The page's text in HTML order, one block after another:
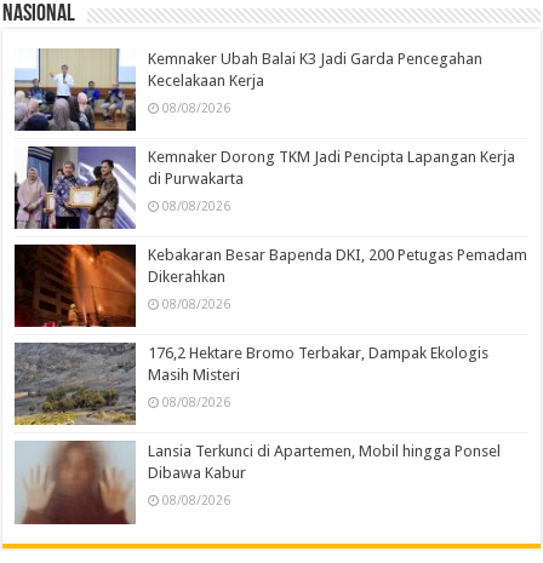
Nasional
Kemnaker Ubah Balai K3 Jadi Garda Pencegahan
Kecelakaan Kerja
08/08/2026
Kemnaker Dorong TKM Jadi Pencipta Lapangan Kerja
di Purwakarta
08/08/2026
Kebakaran Besar Bapenda DKI, 200 Petugas Pemadam
Dikerahkan
08/08/2026
176,2 Hektare Bromo Terbakar, Dampak Ekologis
Masih Misteri
08/08/2026
Lansia Terkunci di Apartemen, Mobil hingga Ponsel
Dibawa Kabur
08/08/2026